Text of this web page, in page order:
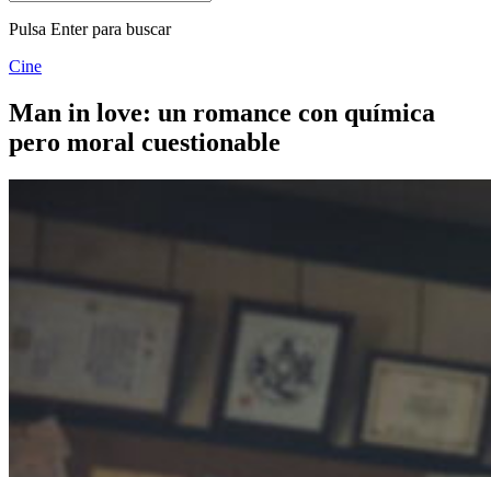
Pulsa Enter para buscar
Cine
Man in love: un romance con química
pero moral cuestionable